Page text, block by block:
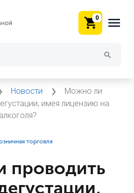
0
Новости
Можно ли
имея лицензию на
торговля
проводить